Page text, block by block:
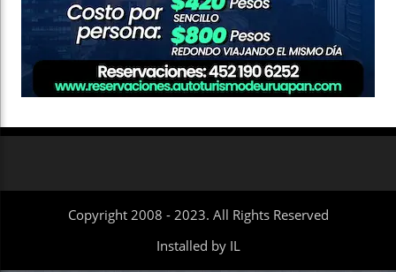
Copyright 2008 - 2023. All Rights Reserved
Installed by IL